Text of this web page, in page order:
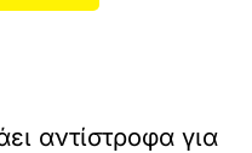
αντίστροφα για